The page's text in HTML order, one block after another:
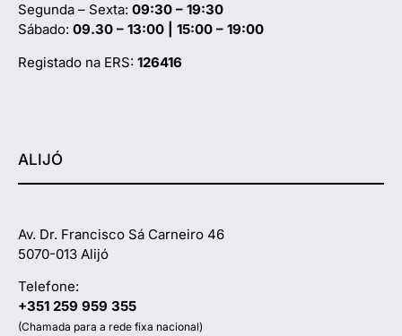
Segunda – Sexta: 09:30 – 19:30
Sábado: 09.30 – 13:00 | 15:00 – 19:00
Registado na ERS: 126416
ALIJÓ
Av. Dr. Francisco Sá Carneiro 46
5070-013 Alijó
Telefone:
+351 259 959 355
(Chamada para a rede fixa nacional)